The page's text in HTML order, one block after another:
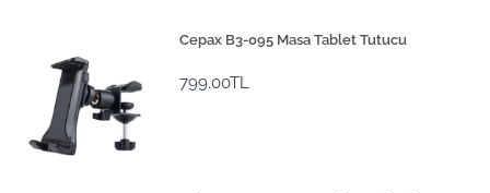
Cepax B3-095 Masa Tablet Tutucu
799.00TL